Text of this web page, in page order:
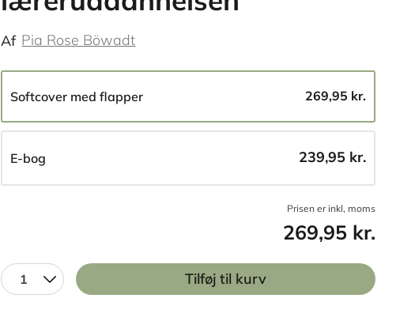
Af Pia Rose Böwadt
Softcover med flapper 269,95 kr.
E-bog 239,95 kr.
Prisen er inkl, moms
269,95 kr.
1 Tilføj til kurv